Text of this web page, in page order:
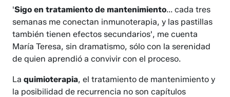
'Sigo en tratamiento de mantenimiento... cada tres
semanas me conectan inmunoterapia, y las pastillas
también tienen efectos secundarios', me cuenta
María Teresa, sin dramatismo, sólo con la serenidad
de quien aprendió a convivir con el proceso.
Laquimioterapia, el tratamiento de mantenimiento y
la posibilidad de recurrencia no son capítulos